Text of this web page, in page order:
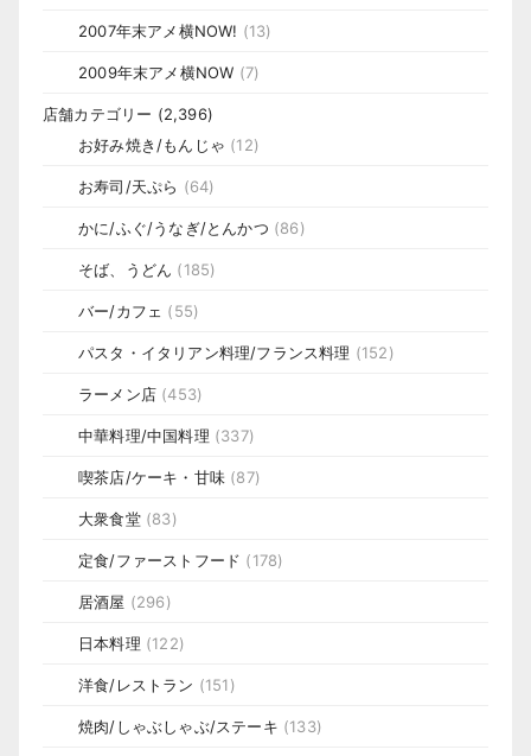
2007年末アメ横NOW! (13)
2009年末アメ横NOW (7)
店舗カテゴリー (2,396)
お好み焼き/もんじゃ (12)
お寿司/天ぷら (64)
かに/ふぐ/うなぎ/とんかつ (86)
そば、うどん (185)
バー/カフェ (55)
パスタ・イタリアン料理/フランス料理 (152)
ラーメン店 (453)
中華料理/中国料理 (337)
喫茶店/ケーキ・甘味 (87)
大衆食堂(83)
定食/ファーストフード (178)
居酒屋 (296)
日本料理 (122)
洋食/レストラン (151)
焼肉/しゃぶしゃぶ/ステーキ (133)